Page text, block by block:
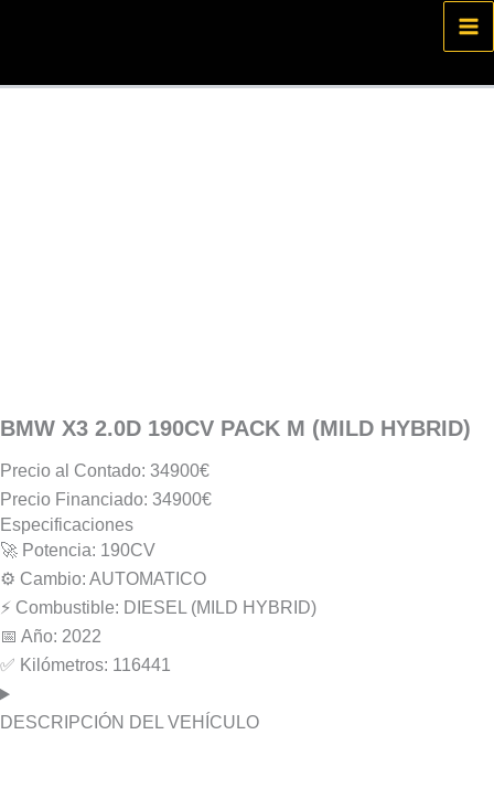
BMW X3 2.0D 190CV PACK M (MILD HYBRID)
Precio al Contado: 34900€
Precio Financiado: 34900€
Especificaciones
🚀 Potencia: 190CV
⚙️ Cambio: AUTOMATICO
⚡️ Combustible: DIESEL (MILD HYBRID)
📅 Año: 2022
✅ Kilómetros: 116441
DESCRIPCIÓN DEL VEHÍCULO